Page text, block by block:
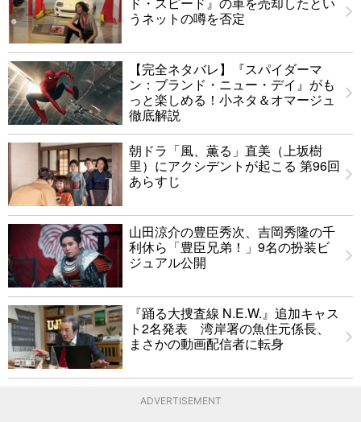
うネットの噂を否定
【完全ネタバレ】『スパイダーマ
ン：ブランド・ニュー・デイ』がも
っと楽しめる！小ネタ＆オマージュ
徹底解説
朝ドラ「風、薫る」直美（上坂樹
里）にアクシデントが起こる 第96回
あらすじ
山田涼介の豊臣秀次、吉岡秀隆の千
利休ら「豊臣兄弟！」9名の扮装ビ
ジュアル公開
『踊る大捜査線 N.E.W.』追加キャス
ト2名発表 湾岸署の魚住元係長、
まさかの動画配信者に転身
ADVERTISEMENT